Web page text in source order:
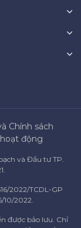
Chính sách
động
và Đầu tư TP.
2022/TCDL-GP
10/2022.
được bảo lưu. Chỉ